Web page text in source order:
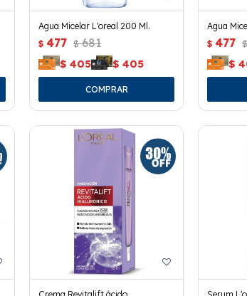
Agua Micelar L'oreal 200 Ml.
$ 477 $ 681
$ 405 $ 405
Agua
$ 477 $
$